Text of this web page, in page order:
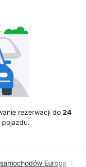
rezerwacji do 24
Europa